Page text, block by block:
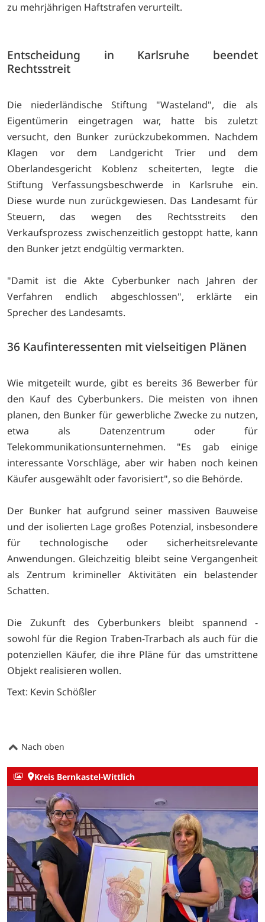
zu mehrjährigen Haftstrafen verurteilt.
Entscheidung in Karlsruhe beendet
Rechtsstreit
Die niederländische Stiftung "Wasteland", die als
Eigentümerin eingetragen war, hatte bis zuletzt
versucht, den Bunker zurückzubekommen. Nachdem
Klagen vor dem Landgericht Trier und dem
Oberlandesgericht Koblenz scheiterten, legte die
Stiftung Verfassungsbeschwerde in Karlsruhe ein.
Diese wurde nun zurückgewiesen. Das Landesamt für
Steuern, das wegen des Rechtsstreits den
Verkaufsprozess zwischenzeitlich gestoppt hatte, kann
den Bunker jetzt endgültig vermarkten.
"Damit ist die Akte Cyberbunker nach Jahren der
Verfahren endlich abgeschlossen", erklärte ein
Sprecher des Landesamts.
36 Kaufinteressenten mit vielseitigen Plänen
Wie mitgeteilt wurde, gibt es bereits 36 Bewerber für
den Kauf des Cyberbunkers. Die meisten von ihnen
planen, den Bunker für gewerbliche Zwecke zu nutzen,
etwa als Datenzentrum oder für
Telekommunikationsunternehmen. "Es gab einige
interessante Vorschläge, aber wir haben noch keinen
Käufer ausgewählt oder favorisiert", so die Behörde.
Der Bunker hat aufgrund seiner massiven Bauweise
und der isolierten Lage großes Potenzial, insbesondere
für technologische oder sicherheitsrelevante
Anwendungen. Gleichzeitig bleibt seine Vergangenheit
als Zentrum krimineller Aktivitäten ein belastender
Schatten.
Die Zukunft des Cyberbunkers bleibt spannend -
sowohl für die Region Traben-Trarbach als auch für die
potenziellen Käufer, die ihre Pläne für das umstrittene
Objekt realisieren wollen.
Text: Kevin Schößler
Nach oben
Kreis Bernkastel-Wittlich